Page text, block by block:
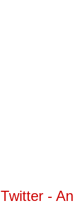
Twitter -